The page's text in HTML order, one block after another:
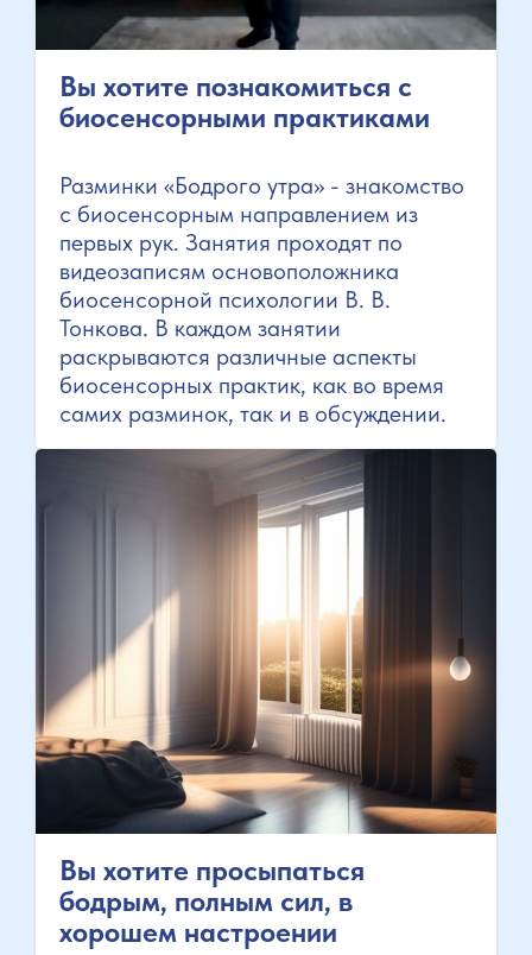
Вы хотите познакомиться с
биосенсорными практиками
Разминки «Бодрого утра» - знакомство
с биосенсорным направлением из
первых рук. Занятия проходят по
видеозаписям основоположника
биосенсорной психологии В. В.
Тонкова. В каждом занятии
раскрываются различные аспекты
биосенсорных практик, как во время
самих разминок, так и в обсуждении.
Вы хотите просыпаться
бодрым, полным сил, в
хорошем настроении